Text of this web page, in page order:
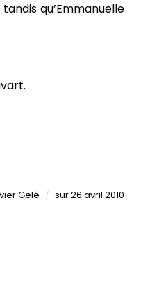
qu’Emmanuelle
Gelé surPublié
26 avril 2010